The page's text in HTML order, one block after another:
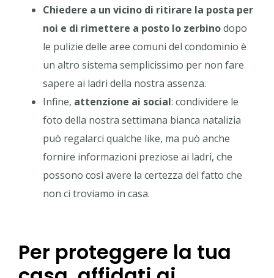
Chiedere a un vicino di ritirare la posta per
noi e di rimettere a posto lo zerbinodopo
le pulizie delle aree comuni del condominio è
un altro sistema semplicissimo per non fare
sapere ai ladri della nostra assenza.
Infine, attenzione ai social: condividere le
foto della nostra settimana bianca natalizia
può regalarci qualche like, ma può anche
fornire informazioni preziose ai ladri, che
possono così avere la certezza del fatto che
non ci troviamo in casa.
Per proteggere la tua